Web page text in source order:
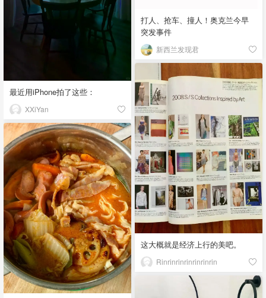
打人、抢车、撞人！奥克兰今早
突发事件
新西兰发现君
最近用iPhone拍了这些：
XXiYan
这大概就是经济上行的美吧。
Rinrinrinrinrinrinrin